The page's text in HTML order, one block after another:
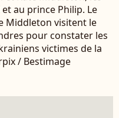
au prince Philip. Le
Middleton visitent le
pour constater les
victimes de la
/ Bestimage